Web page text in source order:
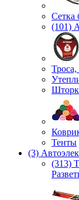
Сетка
(101)
Тенты
(3)
(313)